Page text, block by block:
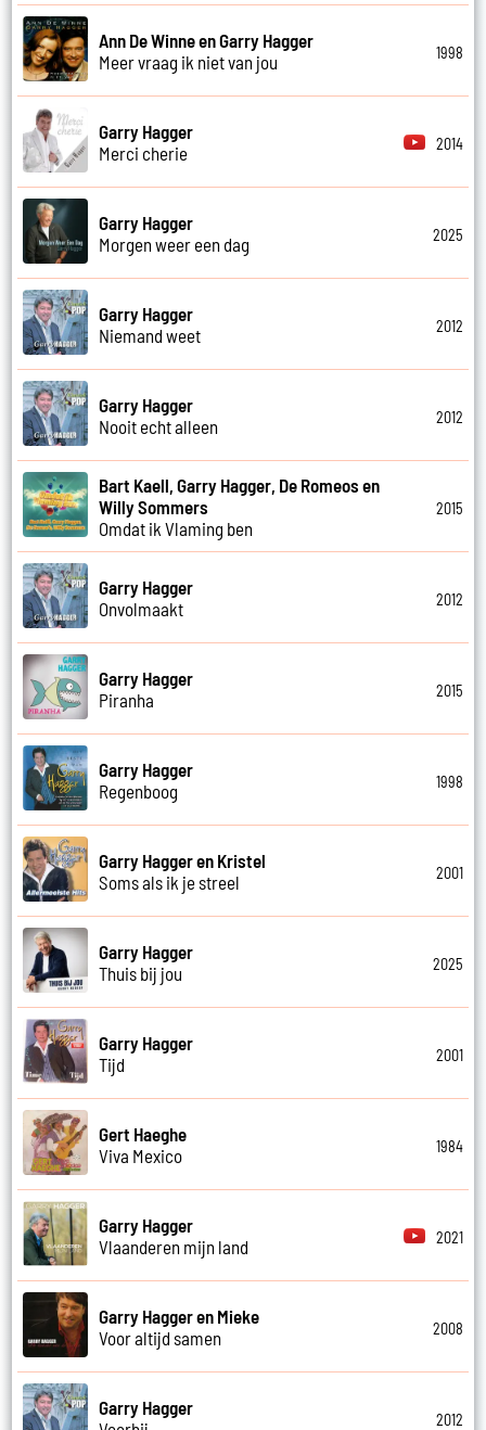
Ann De Winne en Garry Hagger
Meer vraag ik niet van jou
1998
Garry Hagger
Merci cherie
2014
Garry Hagger
Morgen weer een dag
2025
Garry Hagger
Niemand weet
2012
Garry Hagger
Nooit echt alleen
2012
Bart Kaell, Garry Hagger, De Romeos en
Willy Sommers
Omdat ik Vlaming ben
2015
Garry Hagger
Onvolmaakt
2012
Garry Hagger
Piranha
2015
Garry Hagger
Regenboog
1998
Garry Hagger en Kristel
Soms als ik je streel
2001
Garry Hagger
Thuis bij jou
2025
Garry Hagger
Tijd
2001
Gert Haeghe
Viva Mexico
1984
Garry Hagger
Vlaanderen mijn land
2021
Garry Hagger en Mieke
Voor altijd samen
2008
Garry Hagger
2012